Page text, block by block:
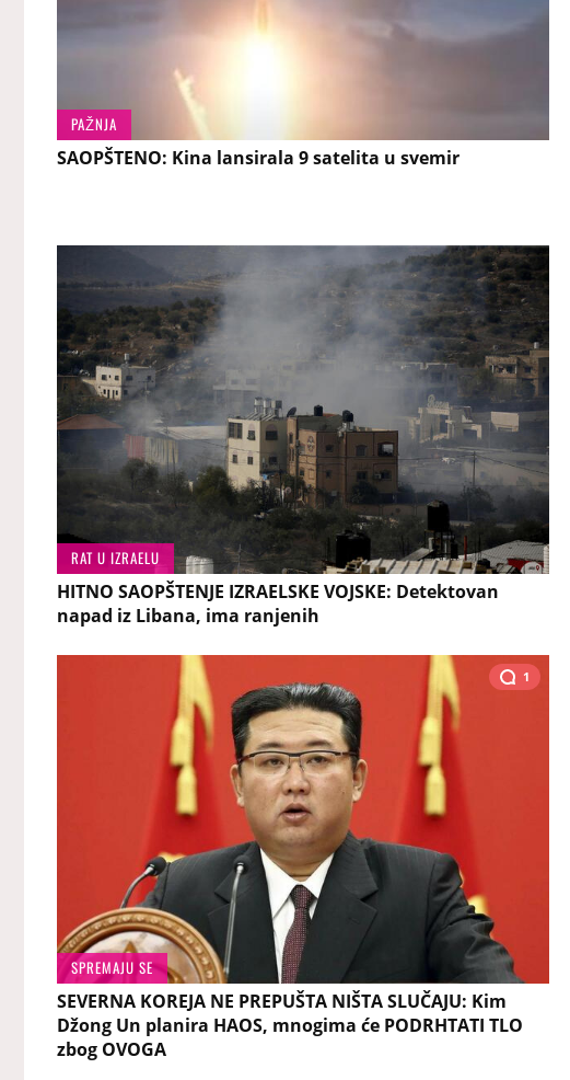
PAŽNJA
SAOPŠTENO: Kina lansirala 9 satelita u svemir
RAT U IZRAELU
HITNO SAOPŠTENJE IZRAELSKE VOJSKE: Detektovan
napad iz Libana, ima ranjenih
1
SPREMAJU SE
SEVERNA KOREJA NE PREPUŠTA NIŠTA SLUČAJU: Kim
Džong Un planira HAOS, mnogima će PODRHTATI TLO
zbog OVOGA